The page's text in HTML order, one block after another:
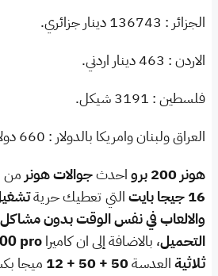
الجزائر : 136743 دينار جزائري.
الاردن : 463 دينار اردني.
فلسطين : 3191 شيكل.
العراق ولبنان وامريكا بالدولار : 660 دولار امريكي.
هونر 200 برو
احدثجوالات هونرمن
16 جيجا بايت
التي تعطيك حريةتشغيل
والالعاب في نفس الوقت بدون مشاكل
التحميل، بالاضافة إلى ان كاميراpro
ثلاثيةالعدسة50 + 50 + 12 ميجا